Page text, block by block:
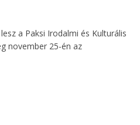
a Paksi Irodalmi és Kulturális
november 25-én az